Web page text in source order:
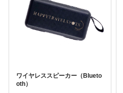
ワイヤレススピーカー（Blueto
oth）